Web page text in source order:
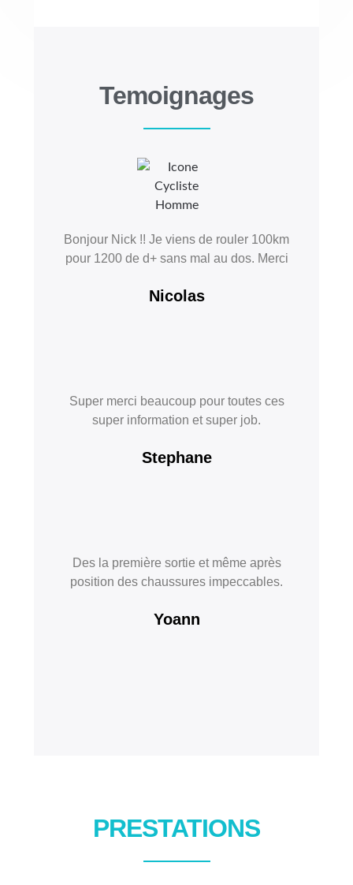
Temoignages
Bonjour Nick !! Je viens de rouler 100km
pour 1200 de d+ sans mal au dos. Merci
Nicolas
Super merci beaucoup pour toutes ces
super information et super job.
Stephane
Des la première sortie et même après
position des chaussures impeccables.
Yoann
PRESTATIONS